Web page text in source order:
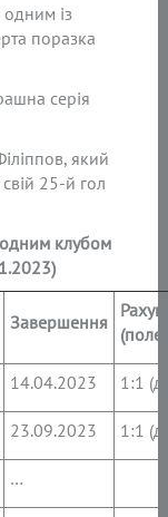
одним із
поразка
серія
який
25-й гол
одним клубом
Завершення
(поле)
14.04.2023 1:1 (д)
23.09.2023 1:1 (д)
…